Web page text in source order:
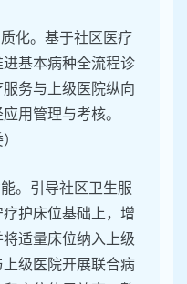
化。基于社区医疗
基本病种全流程诊
务与上级医院纵向
用管理与考核。
。引导社区卫生服
护床位基础上，增
适量床位纳入上级
级医院开展联合病